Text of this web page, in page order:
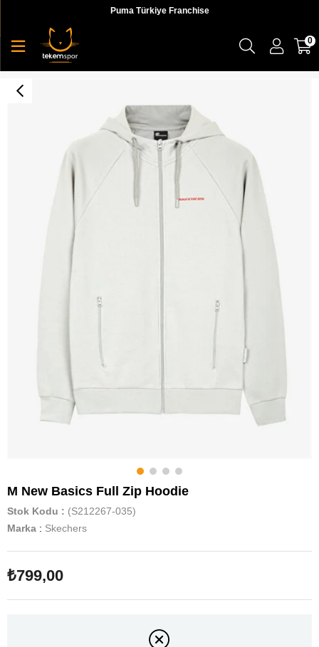
Puma Türkiye Franchise
0
M New Basics Full Zip Hoodie
Stok Kodu
(S212267-035)
Marka : Skechers
₺799,00